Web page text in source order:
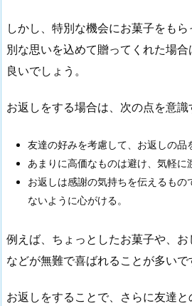
しかし、特別な機会にお菓子をも
別な思いを込めて贈ってくれた場
良いでしょう。
お返しをする場合は、次の点を意識
友達の好みを考慮して、お返しの品
あまりに高価なものは避け、気軽に
お返しは感謝の気持ちを伝えるも
ないように心がける。
例えば、ちょっとしたお菓子や、
などが無難で喜ばれることが多いで
お返しをすることで、さらに友達